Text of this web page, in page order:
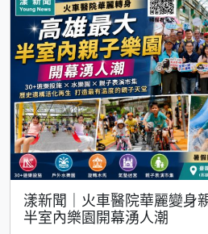
漾新聞｜火車醫院華麗變
半室內樂園開幕湧人潮